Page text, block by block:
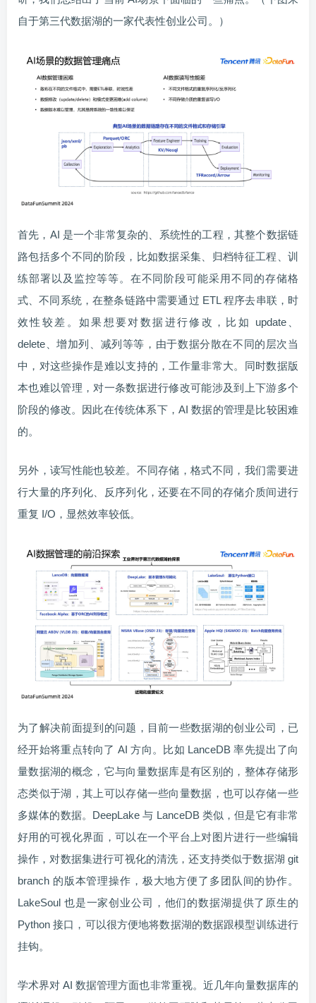
自于第三代数据湖的一家代表性创业公司。）
首先，AI 是一个非常复杂的、系统性的工程，其整个数据链
路包括多个不同的阶段，比如数据采集、归档特征工程、训
练部署以及监控等等。在不同阶段可能采用不同的存储格
式、不同系统，在整条链路中需要通过 ETL 程序去串联，时
效性较差。如果想要对数据进行修改，比如 update、
delete、增加列、减列等等，由于数据分散在不同的层次当
中，对这些操作是难以支持的，工作量非常大。同时数据版
本也难以管理，对一条数据进行修改可能涉及到上下游多个
阶段的修改。因此在传统体系下，AI 数据的管理是比较困难
的。
另外，读写性能也较差。不同存储，格式不同，我们需要进
行大量的序列化、反序列化，还要在不同的存储介质间进行
重复 I/O，显然效率较低。
为了解决前面提到的问题，目前一些数据湖的创业公司，已
经开始将重点转向了 AI 方向。比如 LanceDB 率先提出了向
量数据湖的概念，它与向量数据库是有区别的，整体存储形
态类似于湖，其上可以存储一些向量数据，也可以存储一些
多媒体的数据。DeepLake 与 LanceDB 类似，但是它有非常
好用的可视化界面，可以在一个平台上对图片进行一些编辑
操作，对数据集进行可视化的清洗，还支持类似于数据湖 git
branch 的版本管理操作，极大地方便了多团队间的协作。
LakeSoul 也是一家创业公司，他们的数据湖提供了原生的
Python 接口，可以很方便地将数据湖的数据跟模型训练进行
挂钩。
学术界对 AI 数据管理方面也非常重视。近几年向量数据库的